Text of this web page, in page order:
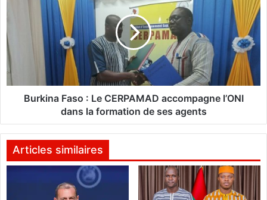
»
:
L
e
e
i
n
a
F
a
:
e
Burkina Faso : Le CERPAMAD accompagne l’ONI
dans la formation de ses agents
Articles similaires